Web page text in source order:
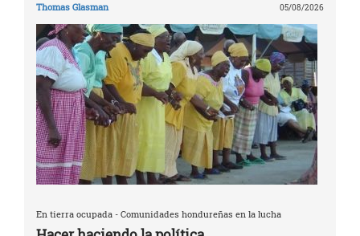
Thomas Glasman 05/08/2026
En tierra ocupada - Comunidades hondureñas en la lucha